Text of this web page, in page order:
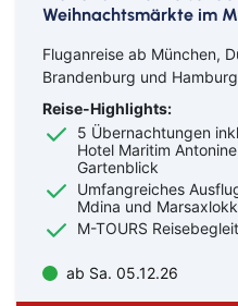
Suchen & Buchen
Bus
Trier
Werneck
Wiesbaden
Ab Amsterdam
Ab Berlin
Ab Düsseldorf
Weihnachtsmärkte im
Fluganreise ab München,
Brandenburg und Hamburg
Reise-Highlights:
5 Übernachtungen
Hotel Maritim
Gartenblick
Umfangreiches
Mdina und Marsaxlokk
M-TOURS
ab Sa. 05.12.26